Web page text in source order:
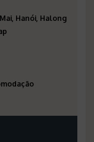
Hanói, Halong